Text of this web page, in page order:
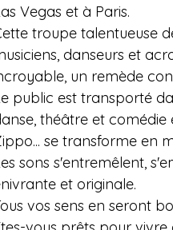
Vegas et à Paris.
troupe talentueuse
danseurs et
un remède
public est transporté
théâtre et
se transforme en
sons s'entremêlent,
et originale.
vos sens en seront